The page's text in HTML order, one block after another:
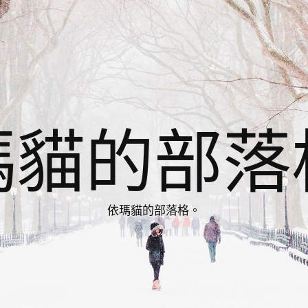
的部
依瑪貓的部落格。